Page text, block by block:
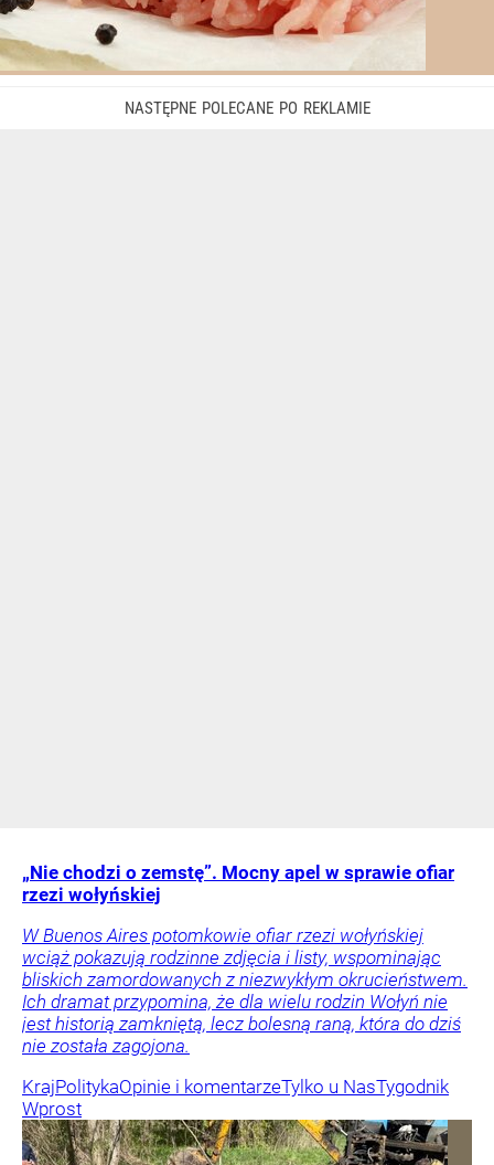
„Nie chodzi o zemstę”. Mocny apel w sprawie ofiar
rzezi wołyńskiej
W Buenos Aires potomkowie ofiar rzezi wołyńskiej
wciąż pokazują rodzinne zdjęcia i listy, wspominając
bliskich zamordowanych z niezwykłym okrucieństwem.
Ich dramat przypomina, że dla wielu rodzin Wołyń nie
jest historią zamkniętą, lecz bolesną raną, która do dziś
nie została zagojona.
KrajPolitykaOpinie i komentarzeTylko u NasTygodnik
Wprost